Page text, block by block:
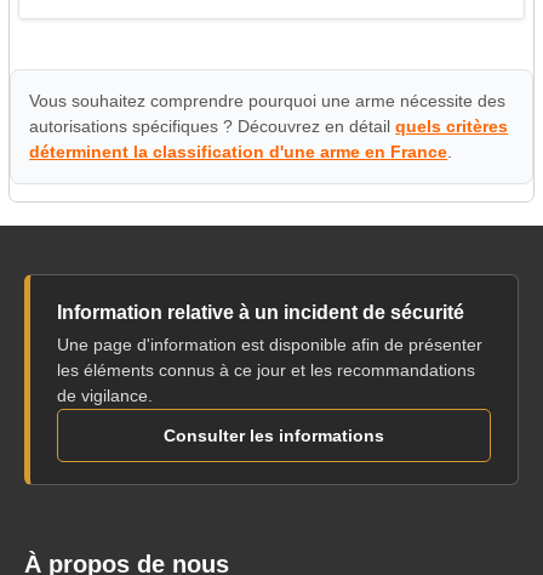
Vous souhaitez comprendre pourquoi une arme nécessite des
autorisations spécifiques ? Découvrez en détailquels critères
déterminent la classification d'une arme en France
Information relative à un incident de sécurité
Une page d'information est disponible afin de présenter
les éléments connus à ce jour et les recommandations
de vigilance.
Consulter les informations
À propos de nous